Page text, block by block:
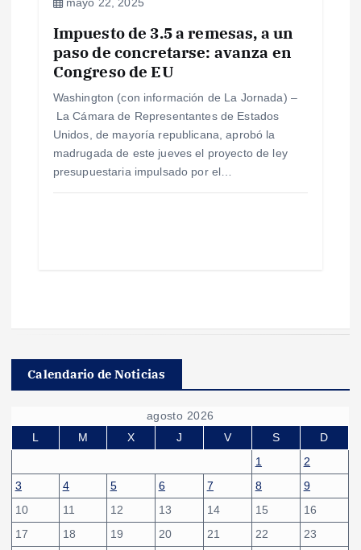
mayo 22, 2025
Impuesto de 3.5 a remesas, a un
paso de concretarse: avanza en
Congreso de EU
Washington (con información de La Jornada) –
La Cámara de Representantes de Estados
Unidos, de mayoría republicana, aprobó la
madrugada de este jueves el proyecto de ley
presupuestaria impulsado por el…
Calendario de Noticias
agosto 2026
L
M X J V S
D
1
2
3
4 5 6 7 8
9
10
11 12 13 14 15
16
17
18 19 20 21 22
23